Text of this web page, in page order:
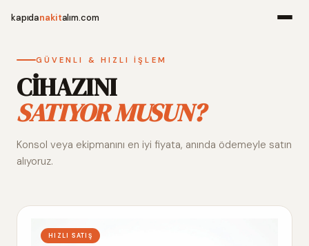
kapıdanakitalım.com
Alım
GÜVENLI & HIZLI İŞLEM
CİHAZINI
SATIYOR MUSUN?
Konsol veya ekipmanını en iyi fiyata, anında ödemeyle satın
alıyoruz.
HIZLI SATIŞ